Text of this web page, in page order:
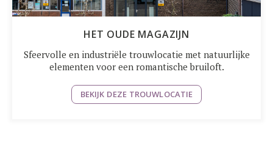
HET OUDE MAGAZIJN
Sfeervolle en industriële trouwlocatie met natuurlijke
elementen voor een romantische bruiloft.
BEKIJK DEZE TROUWLOCATIE